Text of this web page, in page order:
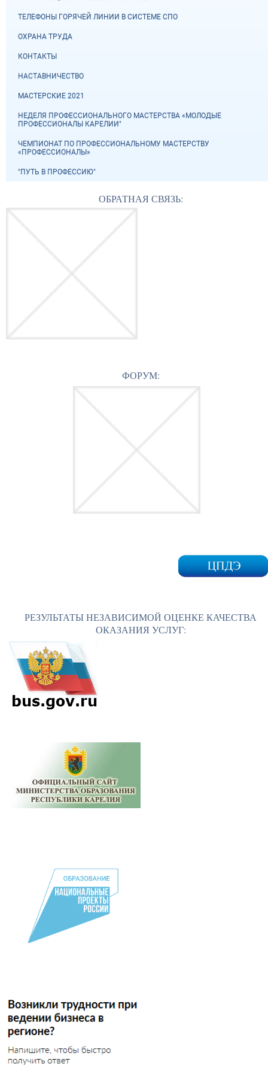
ТЕЛЕФОНЫ ГОРЯЧЕЙ ЛИНИИ В СИСТЕМЕ СПО
ОХРАНА ТРУДА
КОНТАКТЫ
НАСТАВНИЧЕСТВО
МАСТЕРСКИЕ 2021
НЕДЕЛЯ ПРОФЕССИОНАЛЬНОГО МАСТЕРСТВА «МОЛОДЫЕ
ПРОФЕССИОНАЛЫ КАРЕЛИИ"
ЧЕМПИОНАТ ПО ПРОФЕССИОНАЛЬНОМУ МАСТЕРСТВУ
«ПРОФЕССИОНАЛЫ»
"ПУТЬ В ПРОФЕССИЮ"
ОБРАТНАЯ СВЯЗЬ:
ФОРУМ:
РЕЗУЛЬТАТЫ НЕЗАВИСИМОЙ ОЦЕНКЕ КАЧЕСТВА
ОКАЗАНИЯ УСЛУГ: